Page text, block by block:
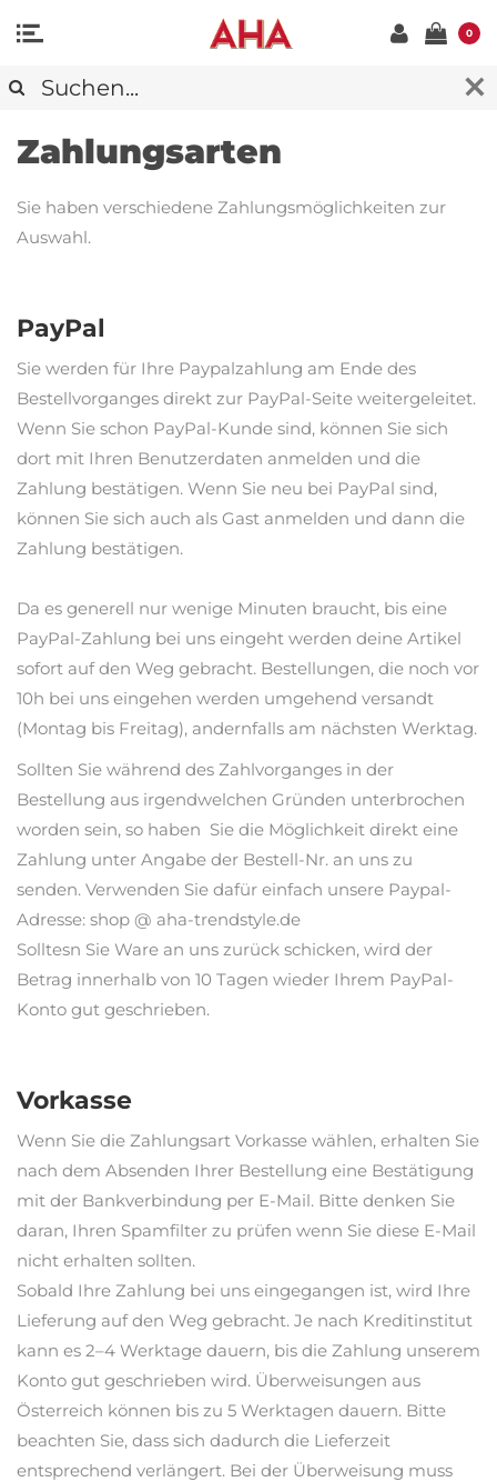
0
Zahlungsarten
Sie haben verschiedene Zahlungsmöglichkeiten zur
Auswahl.
PayPal
Sie werden für Ihre Paypalzahlung am Ende des
Bestellvorganges direkt zur PayPal-Seite weitergeleitet.
Wenn Sie schon PayPal-Kunde sind, können Sie sich
dort mit Ihren Benutzerdaten anmelden und die
Zahlung bestätigen. Wenn Sie neu bei PayPal sind,
können Sie sich auch als Gast anmelden und dann die
Zahlung bestätigen.
Da es generell nur wenige Minuten braucht, bis eine
PayPal-Zahlung bei uns eingeht werden deine Artikel
sofort auf den Weg gebracht. Bestellungen, die noch vor
10h bei uns eingehen werden umgehend versandt
(Montag bis Freitag), andernfalls am nächsten Werktag.
Sollten Sie während des Zahlvorganges in der
Bestellung aus irgendwelchen Gründen unterbrochen
worden sein, so haben Sie die Möglichkeit direkt eine
Zahlung unter Angabe der Bestell-Nr. an uns zu
senden. Verwenden Sie dafür einfach unsere Paypal-
Adresse: shop @ aha-trendstyle.de
Solltesn Sie Ware an uns zurück schicken, wird der
Betrag innerhalb von 10 Tagen wieder Ihrem PayPal-
Konto gut geschrieben.
Vorkasse
Wenn Sie die Zahlungsart Vorkasse wählen, erhalten Sie
nach dem Absenden Ihrer Bestellung eine Bestätigung
mit der Bankverbindung per E-Mail. Bitte denken Sie
daran, Ihren Spamfilter zu prüfen wenn Sie diese E-Mail
nicht erhalten sollten.
Sobald Ihre Zahlung bei uns eingegangen ist, wird Ihre
Lieferung auf den Weg gebracht. Je nach Kreditinstitut
kann es 2–4 Werktage dauern, bis die Zahlung unserem
Konto gut geschrieben wird. Überweisungen aus
Österreich können bis zu 5 Werktagen dauern. Bitte
beachten Sie, dass sich dadurch die Lieferzeit
entsprechend verlängert. Bei der Überweisung muss